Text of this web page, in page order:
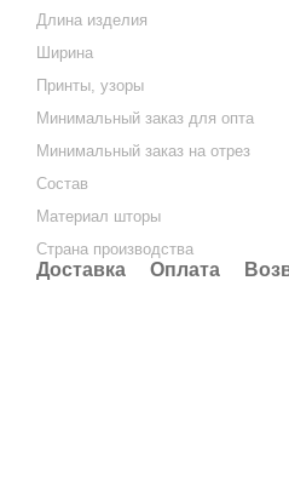
Длина изделия
Ширина
Принты, узоры
Минимальный заказ для опта
Минимальный заказ на отрез
Состав
Материал шторы
Страна производства
Доставка Оплата